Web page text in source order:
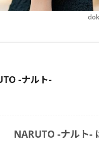
-ナルト-
NARUTO -ナルト-